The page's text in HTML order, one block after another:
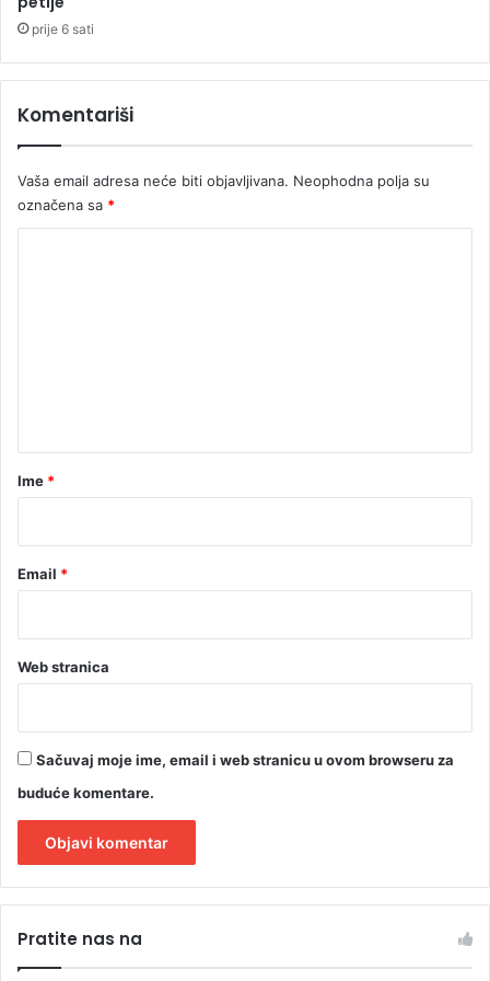
r
e
j
n
o
prije 6 sati
Komentariši
Vaša email adresa neće biti objavljivana. Neophodna polja su
označena sa *
rIme *
Email *
Web stranica
Sačuvaj moje ime, email i web stranicu u ovom browseru za
buduće komentare.
tPratite nas na